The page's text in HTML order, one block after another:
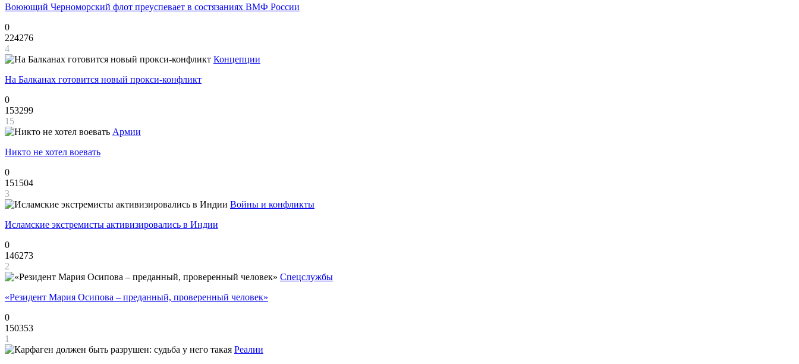
Воюющий Черноморский флот преуспевает в состязаниях ВМФ России
0
224276
4
Концепции
На Балканах готовится новый прокси-конфликт
0
153299
15
Армии
Никто не хотел воевать
0
151504
3
Войны и конфликты
Исламские экстремисты активизировались в Индии
0
146273
2
Спецслужбы
«Резидент Мария Осипова – преданный, проверенный человек»
0
150353
1
Реалии